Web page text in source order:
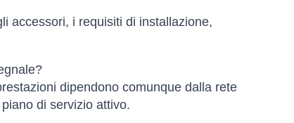
accessori, i requisiti di installazione,
dipendono comunque dalla rete
di servizio attivo.